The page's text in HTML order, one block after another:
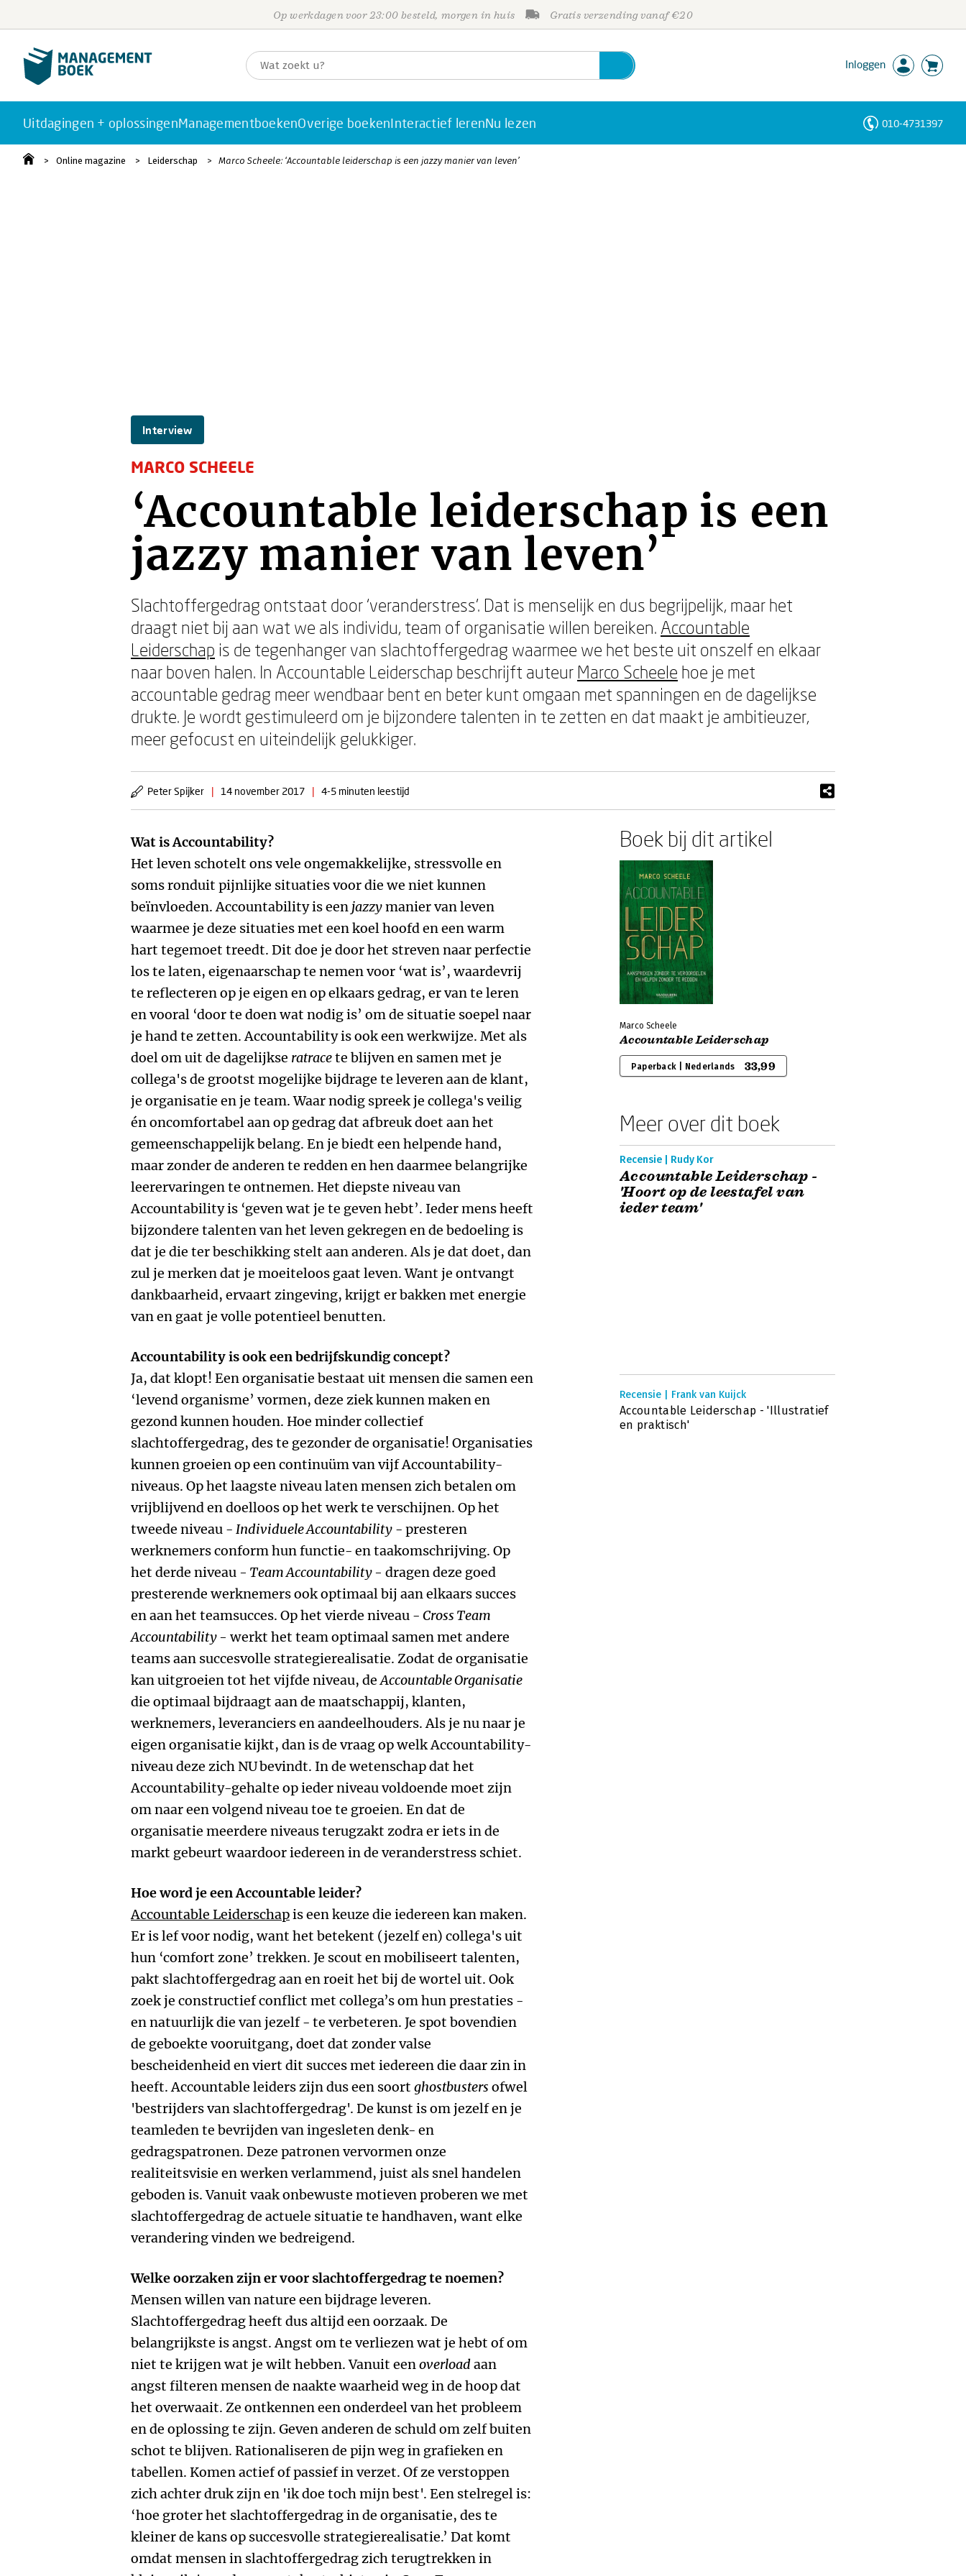
Op werkdagen voor 23:00 besteld, morgen in huis Gratis verzending vanaf €20
Inloggen
Uitdagingen + oplossingenManagementboekenOverige boekenInteractief lerenNu lezen 010-4731397
Online magazine Leiderschap Marco Scheele: ‘Accountable leiderschap is een jazzy manier van leven’
Interview
MARCO SCHEELE
‘Accountable leiderschap is een
jazzy manier van leven’
Slachtoffergedrag ontstaat door ‘veranderstress’. Dat is menselijk en dus begrijpelijk, maar het
draagt niet bij aan wat we als individu, team of organisatie willen bereiken. Accountable
Leiderschap is de tegenhanger van slachtoffergedrag waarmee we het beste uit onszelf en elkaar
naar boven halen. In Accountable Leiderschap beschrijft auteur Marco Scheele hoe je met
accountable gedrag meer wendbaar bent en beter kunt omgaan met spanningen en de dagelijkse
drukte. Je wordt gestimuleerd om je bijzondere talenten in te zetten en dat maakt je ambitieuzer,
meer gefocust en uiteindelijk gelukkiger.
Peter Spijker | 14 november 2017 | 4-5 minuten leestijd
Wat is Accountability?
Het leven schotelt ons vele ongemakkelijke, stressvolle en
soms ronduit pijnlijke situaties voor die we niet kunnen
beïnvloeden. Accountability is een jazzymanier van leven
waarmee je deze situaties met een koel hoofd en een warm
hart tegemoet treedt. Dit doe je door het streven naar perfectie
los te laten, eigenaarschap te nemen voor ‘wat is’, waardevrij
te reflecteren op je eigen en op elkaars gedrag, er van te leren
en vooral ‘door te doen wat nodig is’ om de situatie soepel naar
je hand te zetten. Accountability is ook een werkwijze. Met als
doel om uit de dagelijkse ratracete blijven en samen met je
collega's de grootst mogelijke bijdrage te leveren aan de klant,
je organisatie en je team. Waar nodig spreek je collega's veilig
én oncomfortabel aan op gedrag dat afbreuk doet aan het
gemeenschappelijk belang. En je biedt een helpende hand,
maar zonder de anderen te redden en hen daarmee belangrijke
leerervaringen te ontnemen. Het diepste niveau van
Accountability is ‘geven wat je te geven hebt’. Ieder mens heeft
bijzondere talenten van het leven gekregen en de bedoeling is
dat je die ter beschikking stelt aan anderen. Als je dat doet, dan
zul je merken dat je moeiteloos gaat leven. Want je ontvangt
dankbaarheid, ervaart zingeving, krijgt er bakken met energie
van en gaat je volle potentieel benutten.
Accountability is ook een bedrijfskundig concept?
Ja, dat klopt! Een organisatie bestaat uit mensen die samen een
‘levend organisme’ vormen, deze ziek kunnen maken en
gezond kunnen houden. Hoe minder collectief
slachtoffergedrag, des te gezonder de organisatie! Organisaties
kunnen groeien op een continuüm van vijf Accountability-
niveaus. Op het laagste niveau laten mensen zich betalen om
vrijblijvend en doelloos op het werk te verschijnen. Op het
tweede niveau - Individuele Accountability - presteren
werknemers conform hun functie- en taakomschrijving. Op
het derde niveau - Team Accountability - dragen deze goed
presterende werknemers ook optimaal bij aan elkaars succes
en aan het teamsucces. Op het vierde niveau - Cross Team
Accountability - werkt het team optimaal samen met andere
teams aan succesvolle strategierealisatie. Zodat de organisatie
kan uitgroeien tot het vijfde niveau, deAccountable Organisatie
die optimaal bijdraagt aan de maatschappij, klanten,
werknemers, leveranciers en aandeelhouders. Als je nu naar je
eigen organisatie kijkt, dan is de vraag op welk Accountability-
niveau deze zich NUbevindt. In de wetenschap dat het
Accountability-gehalte op ieder niveau voldoende moet zijn
om naar een volgend niveau toe te groeien. En dat de
organisatie meerdere niveaus terugzakt zodra er iets in de
markt gebeurt waardoor iedereen in de veranderstress schiet.
Hoe word je een Accountable leider?
Accountable Leiderschapis een keuze die iedereen kan maken.
Er is lef voor nodig, want het betekent (jezelf en) collega's uit
hun ‘comfort zone’ trekken. Je scout en mobiliseert talenten,
pakt slachtoffergedrag aan en roeit het bij de wortel uit. Ook
zoek je constructief conflict met collega’s om hun prestaties -
en natuurlijk die van jezelf - te verbeteren. Je spot bovendien
de geboekte vooruitgang, doet dat zonder valse
bescheidenheid en viert dit succes met iedereen die daar zin in
heeft. Accountable leiders zijn dus een soort ghostbusters ofwel
'bestrijders van slachtoffergedrag'. De kunst is om jezelf en je
teamleden te bevrijden van ingesleten denk- en
gedragspatronen. Deze patronen vervormen onze
realiteitsvisie en werken verlammend, juist als snel handelen
geboden is. Vanuit vaak onbewuste motieven proberen we met
slachtoffergedrag de actuele situatie te handhaven, want elke
verandering vinden we bedreigend.
Welke oorzaken zijn er voor slachtoffergedrag te noemen?
Mensen willen van nature een bijdrage leveren.
Slachtoffergedrag heeft dus altijd een oorzaak. De
belangrijkste is angst. Angst om te verliezen wat je hebt of om
niet te krijgen wat je wilt hebben. Vanuit eenoverloadaan
angst filteren mensen de naakte waarheid weg in de hoop dat
het overwaait. Ze ontkennen een onderdeel van het probleem
en de oplossing te zijn. Geven anderen de schuld om zelf buiten
schot te blijven. Rationaliseren de pijn weg in grafieken en
tabellen. Komen actief of passief in verzet. Of ze verstoppen
zich achter druk zijn en 'ik doe toch mijn best'. Een stelregel is:
‘hoe groter het slachtoffergedrag in de organisatie, des te
kleiner de kans op succesvolle strategierealisatie.’ Dat komt
omdat mensen in slachtoffergedrag zich terugtrekken in
Boek bij dit artikel
Marco Scheele
Accountable Leiderschap
Paperback | Nederlands 33,99
Meer over dit boek
Recensie | Rudy Kor
Accountable Leiderschap -
'Hoort op de leestafel van
ieder team'
Recensie | Frank van Kuijck
Accountable Leiderschap - 'Illustratief
en praktisch'
Personen